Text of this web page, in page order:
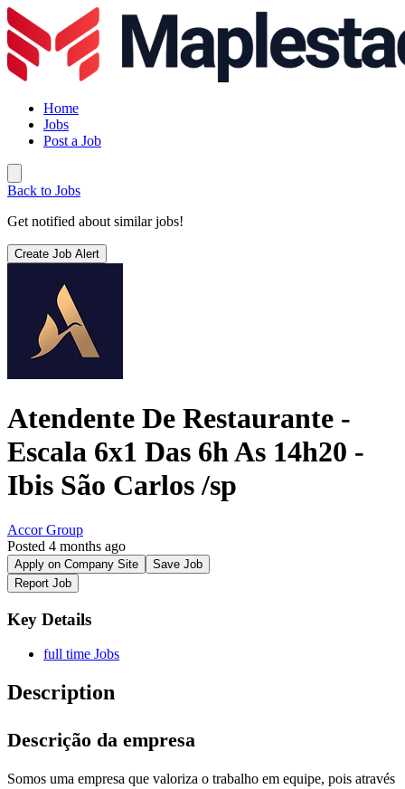
Home
Jobs
Post a Job
Back to Jobs
Get notified about similar jobs!
Create Job Alert
Atendente De Restaurante -
Escala 6x1 Das 6h As 14h20 -
Ibis São Carlos /sp
Accor Group
Posted 4 months ago
Apply on Company Site
Save Job
Report Job
Key Details
full time Jobs
Description
Descrição da empresa
Somos uma empresa que valoriza o trabalho em equipe, pois através